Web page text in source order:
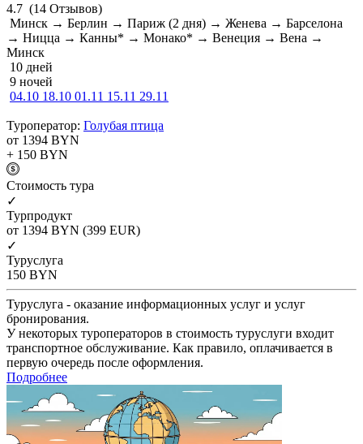
4.7 (14 Отзывов)
Минск → Берлин → Париж (2 дня) → Женева → Барселона
→ Ницца → Канны* → Монако* → Венеция → Вена →
Минск
10 дней
9 ночей
04.10 18.10 01.11 15.11 29.11
Туроператор: Голубая птица
от 1394 BYN
+ 150 BYN
Cтоимость тура
✓
Турпродукт
от 1394 BYN (399 EUR)
✓
Туруслуга
150 BYN
Туруслуга - оказание информационных услуг и услуг
бронирования.
У некоторых туроператоров в стоимость туруслуги входит
транспортное обслуживание. Как правило, оплачивается в
первую очередь после оформления.
Подробнее